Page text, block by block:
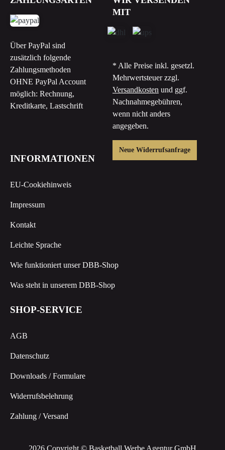
Über PayPal sind
zusätzlich folgende
Zahlungsmethoden
OHNE PayPal Account
möglich: Rechnung,
Kreditkarte, Lastschrift
MIT
* Alle Preise inkl. gesetzl.
Mehrwertsteuer zzgl.
Versandkosten und ggf.
Nachnahmegebühren,
wenn nicht anders
angegeben.
Neue Widerrufsanfrage
INFORMATIONEN
EU-Cookiehinweis
Impressum
Kontakt
Leichte Sprache
Wie funktioniert unser DBB-Shop
Was steht in unserem DBB-Shop
SHOP-SERVICE
AGB
Datenschutz
Downloads / Formulare
Widerrufsbelehrung
Zahlung / Versand
2026 Copyright © Basketball Werbe Agentur GmbH